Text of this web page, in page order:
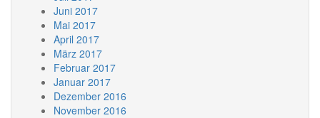
Juni 2017
Mai 2017
April 2017
März 2017
Februar 2017
Januar 2017
Dezember 2016
November 2016